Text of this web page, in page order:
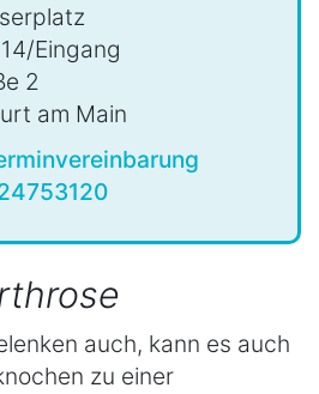
Eingang
2
am Main
auch, kann es auch
zu einer